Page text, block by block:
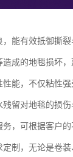
能有效抵御撕
成的地毯损坏
能，不仅粘性
留对地毯的损
，可根据客户的
制，无论是卷